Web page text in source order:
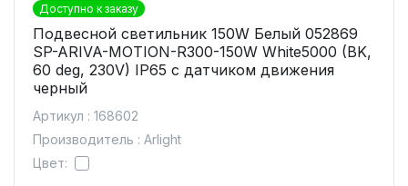
Доступно к заказу
Подвесной светильник 150W Белый 052869
SP-ARIVA-MOTION-R300-150W White5000 (BK,
60 deg, 230V) IP65 с датчиком движения
черный
Артикул : 168602
Производитель : Arlight
Цвет: